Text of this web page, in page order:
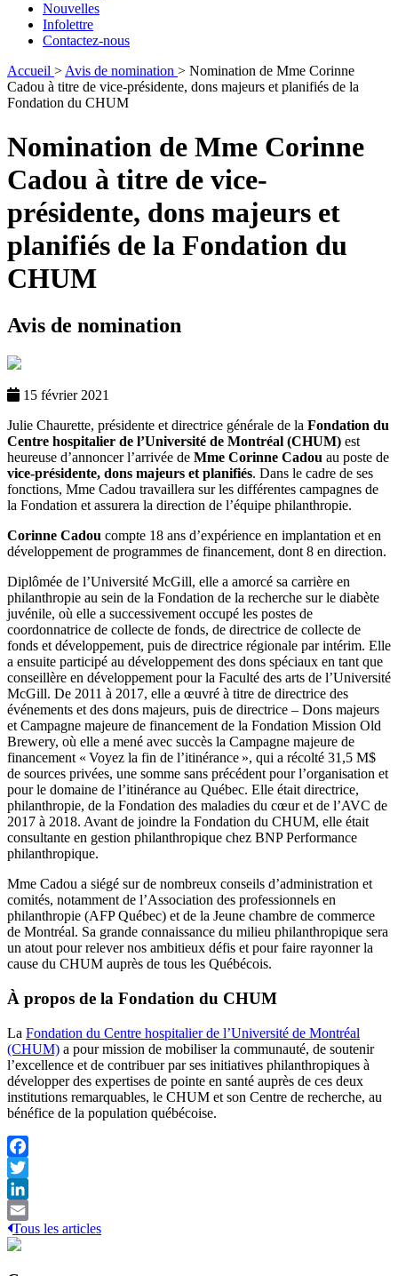
Nouvelles
Infolettre
Contactez-nous
Accueil >Avis de nomination > Nomination de Mme Corinne
Cadou à titre de vice-présidente, dons majeurs et planifiés de la
Fondation du CHUM
Nomination de Mme Corinne
Cadou à titre de vice-
présidente, dons majeurs et
planifiés de la Fondation du
CHUM
Avis de nomination
15 février 2021
Julie Chaurette, présidente et directrice générale de la Fondation du
Centre hospitalier de l’Université de Montréal (CHUM) est
heureuse d’annoncer l’arrivée de Mme Corinne Cadou au poste de
vice-présidente, dons majeurs et planifiés. Dans le cadre de ses
fonctions, Mme Cadou travaillera sur les différentes campagnes de
la Fondation et assurera la direction de l’équipe philanthropie.
Corinne Cadou compte 18 ans d’expérience en implantation et en
développement de programmes de financement, dont 8 en direction.
Diplômée de l’Université McGill, elle a amorcé sa carrière en
philanthropie au sein de la Fondation de la recherche sur le diabète
juvénile, où elle a successivement occupé les postes de
coordonnatrice de collecte de fonds, de directrice de collecte de
fonds et développement, puis de directrice régionale par intérim. Elle
a ensuite participé au développement des dons spéciaux en tant que
conseillère en développement pour la Faculté des arts de l’Université
McGill. De 2011 à 2017, elle a œuvré à titre de directrice des
événements et des dons majeurs, puis de directrice – Dons majeurs
et Campagne majeure de financement de la Fondation Mission Old
Brewery, où elle a mené avec succès la Campagne majeure de
financement « Voyez la fin de l’itinérance », qui a récolté 31,5 M$
de sources privées, une somme sans précédent pour l’organisation et
pour le domaine de l’itinérance au Québec. Elle était directrice,
philanthropie, de la Fondation des maladies du cœur et de l’AVC de
2017 à 2018. Avant de joindre la Fondation du CHUM, elle était
consultante en gestion philanthropique chez BNP Performance
philanthropique.
Mme Cadou a siégé sur de nombreux conseils d’administration et
comités, notamment de l’Association des professionnels en
philanthropie (AFP Québec) et de la Jeune chambre de commerce
de Montréal. Sa grande connaissance du milieu philanthropique sera
un atout pour relever nos ambitieux défis et pour faire rayonner la
cause du CHUM auprès de tous les Québécois.
À propos de la Fondation du CHUM
La Fondation du Centre hospitalier de l’Université de Montréal
(CHUM) a pour mission de mobiliser la communauté, de soutenir
l’excellence et de contribuer par ses initiatives philanthropiques à
développer des expertises de pointe en santé auprès de ces deux
institutions remarquables, le CHUM et son Centre de recherche, au
bénéfice de la population québécoise.
Facebook
Twitter
LinkedIn
Email
Tous les articles